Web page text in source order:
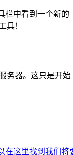
栏中看到一个新的
具！
务器。这只是开始
在这里找到我们将